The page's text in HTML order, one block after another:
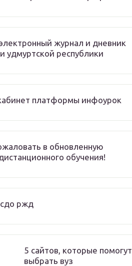
журнал и дневник
удмуртской республики
платформы инфоурок
в обновленную
обучения!
ржд
5 сайтов, которые помогут
выбрать вуз